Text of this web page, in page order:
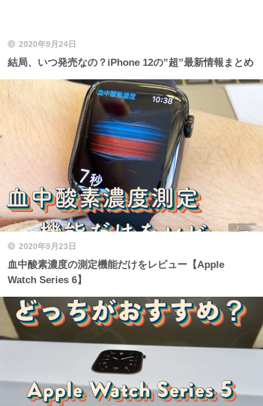
2020年9月24日
結局、いつ発売なの？iPhone 12の”超”最新情報まとめ
2020年9月23日
血中酸素濃度の測定機能だけをレビュー【Apple
Watch Series 6】